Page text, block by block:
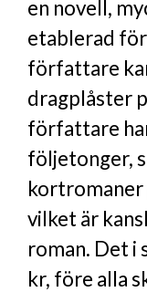
en novell,
etablerad
författare
dragplåster
författare
följetonger,
kortromaner
vilket är
roman. Det i
kr, före alla